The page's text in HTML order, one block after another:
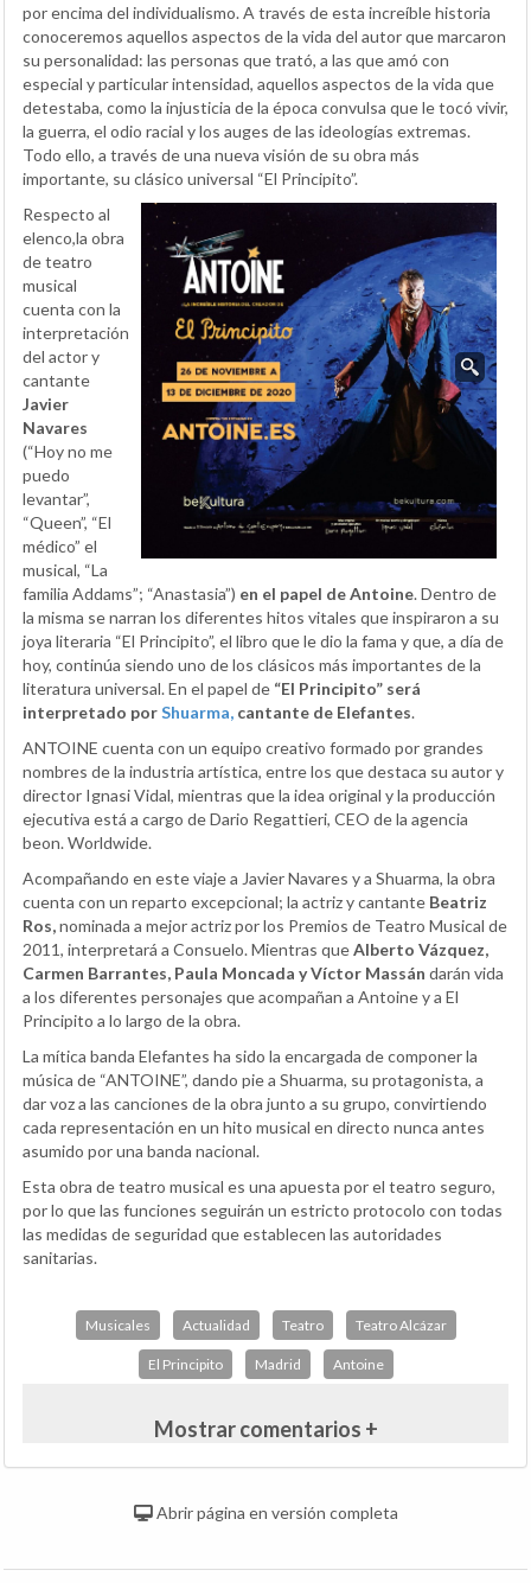
por encima del individualismo. A través de esta increíble historia
conoceremos aquellos aspectos de la vida del autor que marcaron
su personalidad: las personas que trató, a las que amó con
especial y particular intensidad, aquellos aspectos de la vida que
detestaba, como la injusticia de la época convulsa que le tocó vivir,
la guerra, el odio racial y los auges de las ideologías extremas.
Todo ello, a través de una nueva visión de su obra más
importante, su clásico universal “El Principito”.
Respecto al
elenco,la obra
de teatro
musical
cuenta con la
interpretación
del actor y
cantante
Javier
Navares
(“Hoy no me
puedo
levantar”,
“Queen”, “El
médico” el
musical, “La
familia Addams”; “Anastasia”) en el papel de Antoine. Dentro de
la misma se narran los diferentes hitos vitales que inspiraron a su
joya literaria “El Principito”, el libro que le dio la fama y que, a día de
hoy, continúa siendo uno de los clásicos más importantes de la
literatura universal. En el papel de “El Principito” será
interpretado porShuarma, cantante de Elefantes.
ANTOINE cuenta con un equipo creativo formado por grandes
nombres de la industria artística, entre los que destaca su autor y
director Ignasi Vidal, mientras que la idea original y la producción
ejecutiva está a cargo de Dario Regattieri, CEO de la agencia
beon. Worldwide.
Acompañando en este viaje a Javier Navares y a Shuarma, la obra
cuenta con un reparto excepcional; la actriz y cantante Beatriz
Ros,nominada a mejor actriz por los Premios de Teatro Musical de
2011, interpretará a Consuelo. Mientras queAlberto Vázquez,
Carmen Barrantes, Paula Moncada y Víctor Massán darán vida
a los diferentes personajes que acompañan a Antoine y a El
Principito a lo largo de la obra.
La mítica banda Elefantes ha sido la encargada de componer la
música de “ANTOINE”, dando pie a Shuarma, su protagonista, a
dar voz a las canciones de la obra junto a su grupo, convirtiendo
cada representación en un hito musical en directo nunca antes
asumido por una banda nacional.
Esta obra de teatro musical es una apuesta por el teatro seguro,
por lo que las funciones seguirán un estricto protocolo con todas
las medidas de seguridad que establecen las autoridades
sanitarias.
Musicales Actualidad Teatro Teatro Alcázar
El Principito Madrid Antoine
Mostrar comentarios +
Abrir página en versión completa